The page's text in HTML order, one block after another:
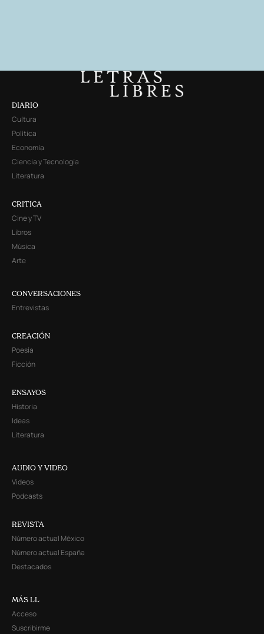
DIARIO
Cultura
Política
Economía
Ciencia y Tecnología
Literatura
CRITICA
Cine y TV
Libros
Música
Arte
CONVERSACIONES
Entrevistas
CREACIÓN
Poesía
Ficción
ENSAYOS
Historia
Ideas
Literatura
AUDIO Y VIDEO
Videos
Podcasts
REVISTA
Número actual México
Número actual España
Destacados
MÁS LL
Acceso
Suscribirme